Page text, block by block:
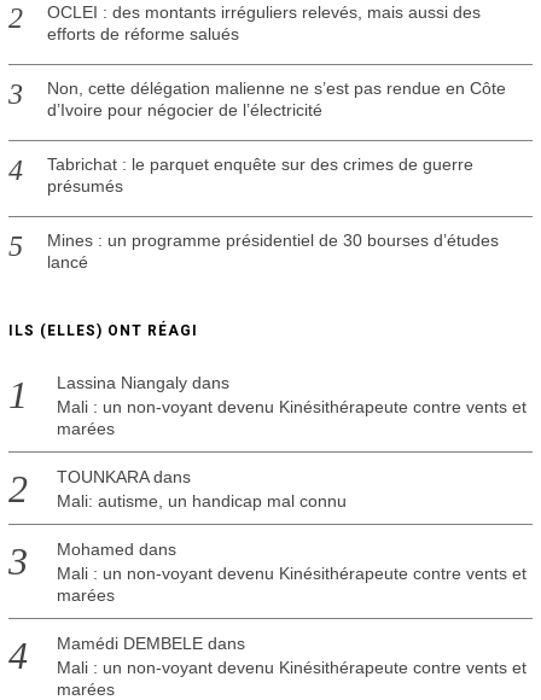
OCLEI : des montants irréguliers relevés, mais aussi des
efforts de réforme salués
Non, cette délégation malienne ne s’est pas rendue en Côte
d’Ivoire pour négocier de l’électricité
Tabrichat : le parquet enquête sur des crimes de guerre
présumés
Mines : un programme présidentiel de 30 bourses d’études
lancé
ILS (ELLES) ONT RÉAGI
Lassina Niangalydans
Mali : un non-voyant devenu Kinésithérapeute contre vents et
marées
TOUNKARAdans
Mali: autisme, un handicap mal connu
Mohamed dans
Mali : un non-voyant devenu Kinésithérapeute contre vents et
marées
Mamédi DEMBELEdans
Mali : un non-voyant devenu Kinésithérapeute contre vents et
marées